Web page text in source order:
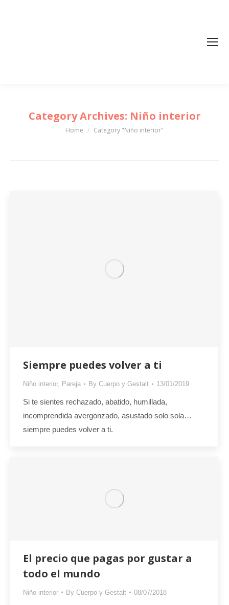
Category Archives: Niño interior
You are here:
Home Category "Niño interior"
Siempre puedes volver a ti
Niño interior, Pareja By Cuerpo y Gestalt 13/01/2019
Si te sientes rechazado, abatido, humillada,
incomprendida avergonzado, asustado solo sola…
siempre puedes volver a ti.
El precio que pagas por gustar a
todo el mundo
Niño interior By Cuerpo y Gestalt 08/07/2018